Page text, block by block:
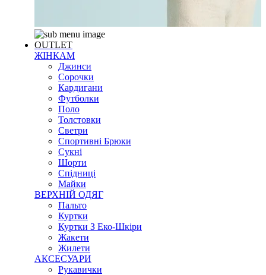
OUTLET
ЖІНКАМ
Джинси
Сорочки
Кардигани
Футболки
Поло
Толстовки
Светри
Спортивні Брюки
Сукні
Шорти
Спідниці
Майки
ВЕРХНІЙ ОДЯГ
Пальто
Куртки
Куртки З Еко-Шкіри
Жакети
Жилети
АКСЕСУАРИ
Рукавички